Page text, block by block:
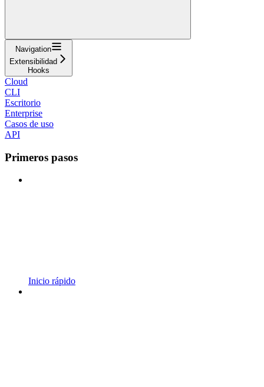
Navigation
Extensibilidad
Hooks
Cloud
CLI
Escritorio
Enterprise
Casos de uso
API
Primeros pasos
Inicio rápido